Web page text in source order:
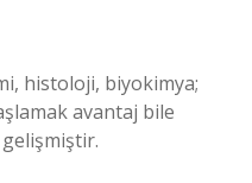
histoloji, biyokimya;
avantaj bile